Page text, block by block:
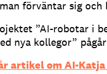
förväntar sig och
”AI-robotar i
nya kollegor”
artikel om AI-